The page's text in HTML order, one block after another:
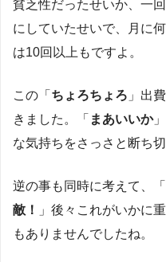
貧乏性だったせいか、一
にしていたせいで、月に
は10回以上もですよ。
この「 ちょろちょろ 」出
きました。「 まあいいか
な気持ちをさっさと断ち
逆の事も同時に考えて、「
敵！
」後々これがいかに
もありませんでしたね。